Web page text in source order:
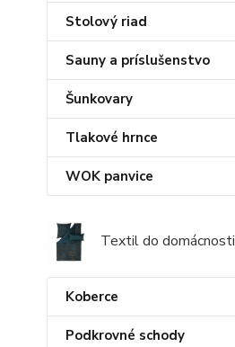
Stolový riad
Sauny a príslušenstvo
Šunkovary
Tlakové hrnce
WOK panvice
Textil do domácnosti
Koberce
Podkrovné schody